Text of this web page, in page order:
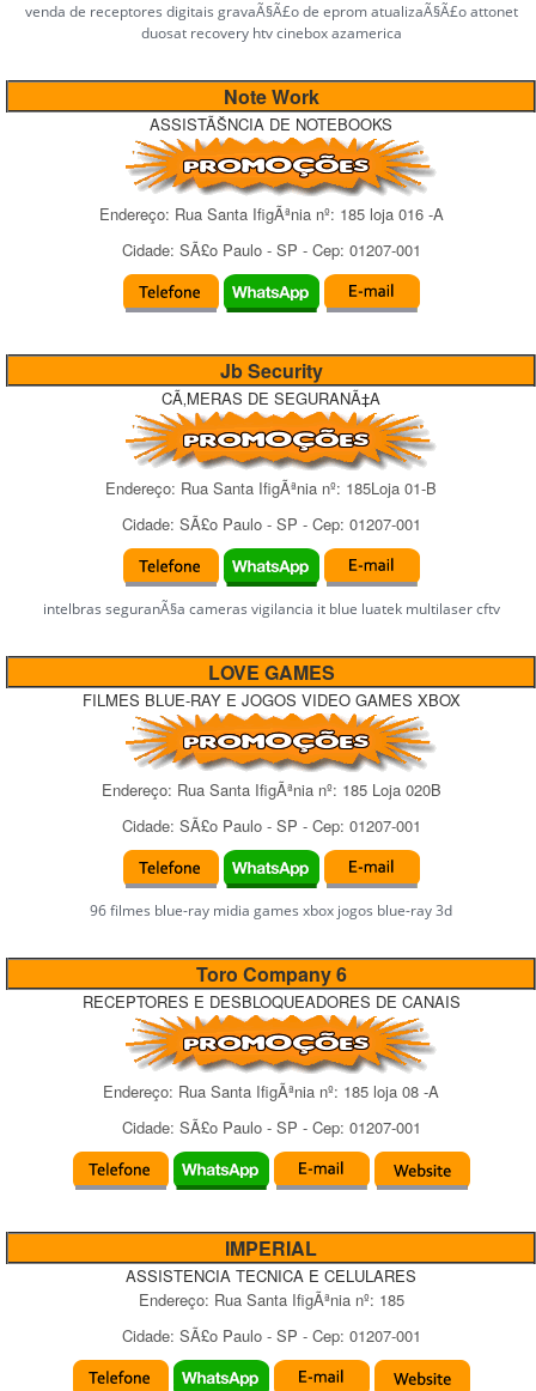
venda de receptores digitais gravaÃ§Ã£o de eprom atualizaÃ§Ã£o attonet
duosat recovery htv cinebox azamerica
Note Work
ASSISTÃŠNCIA DE NOTEBOOKS
Endereço: Rua Santa IfigÃªnianº: 185 loja 016 -A
Cidade: SÃ£o Paulo- SP - Cep: 01207-001
Jb Security
CÃ‚MERAS DE SEGURANÃ‡A
Endereço: Rua Santa IfigÃªnia nº: 185Loja 01-B
Cidade: SÃ£o Paulo- SP - Cep: 01207-001
intelbras seguranÃ§a cameras vigilancia it blue luatek multilaser cftv
LOVE GAMES
FILMES BLUE-RAY E JOGOS VIDEO GAMES XBOX
Endereço: Rua Santa IfigÃªnianº: 185 Loja 020B
Cidade: SÃ£o Paulo- SP - Cep: 01207-001
96 filmes blue-ray midia games xbox jogos blue-ray 3d
Toro Company 6
RECEPTORES E DESBLOQUEADORES DE CANAIS
Endereço: Rua Santa IfigÃªnia nº: 185 loja 08 -A
Cidade: SÃ£o Paulo- SP - Cep: 01207-001
IMPERIAL
ASSISTENCIA TECNICA E CELULARES
Endereço: Rua Santa IfigÃªnianº: 185
Cidade: SÃ£o Paulo- SP - Cep: 01207-001